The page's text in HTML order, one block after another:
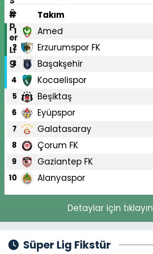
#
Takım
1 Amed
2 Erzurumspor FK
3 Başakşehir
4 Kocaelispor
5 Beşiktaş
6 Eyüpspor
7 Galatasaray
8 Çorum FK
9 Gaziantep FK
10 Alanyaspor
Detaylar için tıklayın
Süper Lig Fikstür